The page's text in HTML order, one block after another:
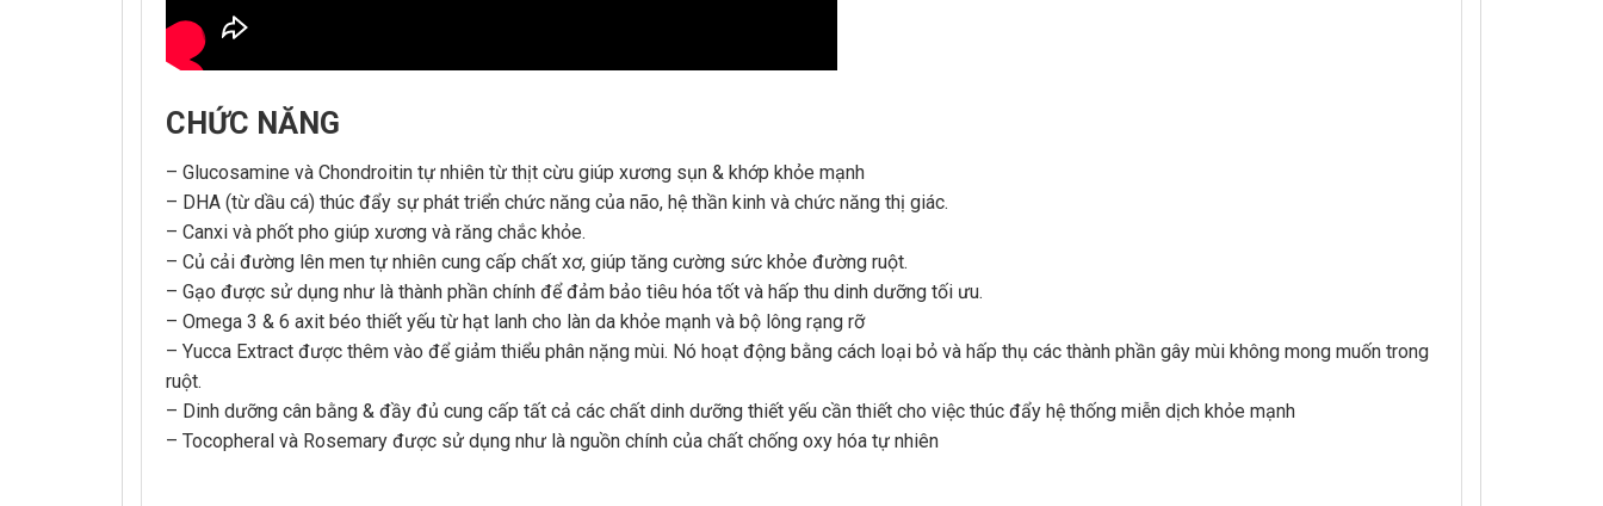
CHỨC NĂNG
– Glucosamine và Chondroitin tự nhiên từ thịt cừu giúp xương sụn & khớp khỏe mạnh
– DHA (từ dầu cá) thúc đẩy sự phát triển chức năng của não, hệ thần kinh và chức năng thị giác.
– Canxi và phốt pho giúp xương và răng chắc khỏe.
– Củ cải đường lên men tự nhiên cung cấp chất xơ, giúp tăng cường sức khỏe đường ruột.
– Gạo được sử dụng như là thành phần chính để đảm bảo tiêu hóa tốt và hấp thu dinh dưỡng tối ưu.
– Omega 3 & 6 axit béo thiết yếu từ hạt lanh cho làn da khỏe mạnh và bộ lông rạng rỡ
– Yucca Extract được thêm vào để giảm thiểu phân nặng mùi. Nó hoạt động bằng cách loại bỏ và hấp thụ các thành phần gây mùi không mong muốn trong
ruột.
– Dinh dưỡng cân bằng & đầy đủ cung cấp tất cả các chất dinh dưỡng thiết yếu cần thiết cho việc thúc đẩy hệ thống miễn dịch khỏe mạnh
– Tocopheral và Rosemary được sử dụng như là nguồn chính của chất chống oxy hóa tự nhiên